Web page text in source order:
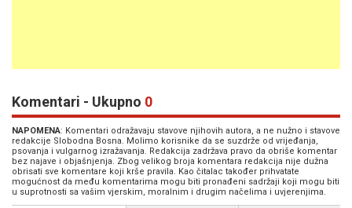
Komentari - Ukupno 0
NAPOMENA: Komentari odražavaju stavove njihovih autora, a ne nužno i stavove
redakcije Slobodna Bosna. Molimo korisnike da se suzdrže od vrijeđanja,
psovanja i vulgarnog izražavanja. Redakcija zadržava pravo da obriše komentar
bez najave i objašnjenja. Zbog velikog broja komentara redakcija nije dužna
obrisati sve komentare koji krše pravila. Kao čitalac također prihvatate
mogućnost da među komentarima mogu biti pronađeni sadržaji koji mogu biti
u suprotnosti sa vašim vjerskim, moralnim i drugim načelima i uvjerenjima.